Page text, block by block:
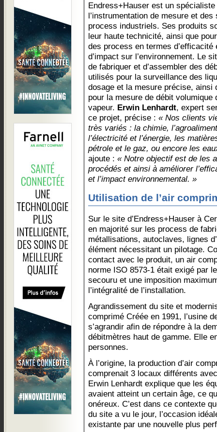
Endress+Hauser est un
l’instrumentation de mesure et
process industriels. Ses produits
leur haute technicité, ainsi que
des process en termes
d’impact sur l’environnement. Le
de fabriquer et d’assembler des
utilisés pour la surveillance des
dosage et la mesure précise, ainsi
pour la mesure de débit
vapeur. Erwin Lenhardt, expert
ce projet, précise : « Nos clients
très variés : la chimie,
l’électricité et l’énergie, les
pétrole et le gaz, ou encore les
ajoute : « Notre objectif est de les
procédés et ainsi à améliorer
et l’impact environnemental. »
Utilisation de l’air
Sur le site d’Endress+Hauser à
en majorité sur les process de
métallisations, autoclaves, lignes
élément nécessitant un pilotage.
contact avec le produit, un air
norme ISO 8573-1 était exigé par
secouru et une imposition
l’intégralité de l’installation.
Agrandissement du site et
comprimé Créée en 1991, l’usine
s’agrandir afin de répondre à la
débitmètres haut de gamme. Elle
personnes.
À l’origine, la production d’air
comprenait 3 locaux différents
Erwin Lenhardt explique que les
avaient atteint un certain âge, ce
onéreux. C’est dans ce contexte
du site a vu le jour, l’occasion
existante par une nouvelle plus